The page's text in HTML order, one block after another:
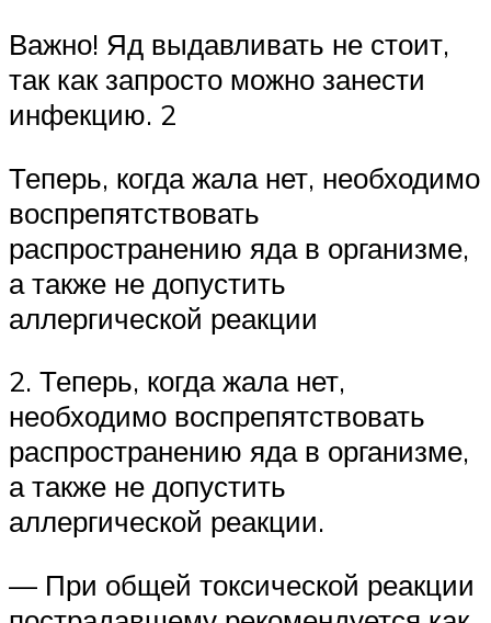
Важно! Яд выдавливать не стоит,
так как запросто можно занести
инфекцию. 2
Теперь, когда жала нет, необходимо
воспрепятствовать
распространению яда в организме,
а также не допустить
аллергической реакции
2. Теперь, когда жала нет,
необходимо воспрепятствовать
распространению яда в организме,
а также не допустить
аллергической реакции.
— При общей токсической реакции